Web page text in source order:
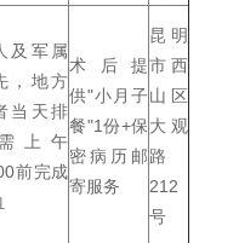
及军属
，地方
当天排
上午
前完成
术后提
供"小月子
餐"1份+保
密病历邮
寄服务
昆明
市西
山区
大观
路
212
号